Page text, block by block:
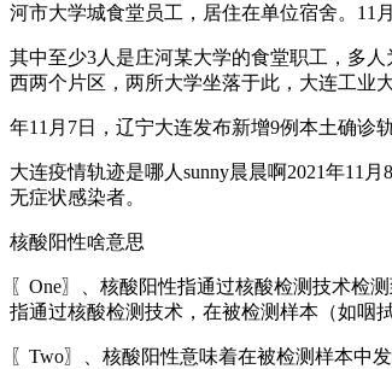
河市大学城食堂员工，居住在单位宿舍。11
其中至少3人是庄河某大学的食堂职工，多
西两个片区，两所大学坐落于此，大连工业
年11月7日，辽宁大连发布新增9例本土确诊
大连疫情轨迹是哪人sunny晨晨啊2021年11
无症状感染者。
核酸阳性啥意思
〖One〗、核酸阳性指通过核酸检测技术检
指通过核酸检测技术，在被检测样本（如咽
〖Two〗、核酸阳性意味着在被检测样本中